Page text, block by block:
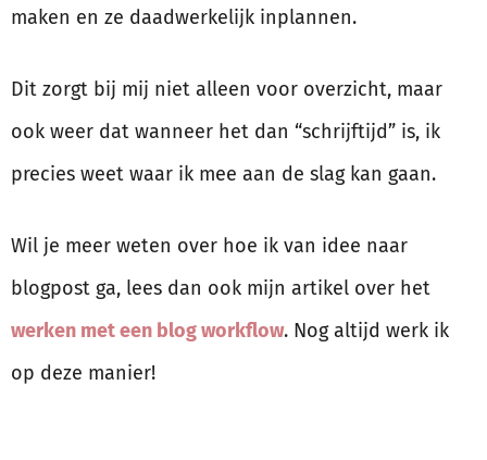
maken en ze daadwerkelijk inplannen.
Dit zorgt bij mij niet alleen voor overzicht, maar
ook weer dat wanneer het dan “schrijftijd” is, ik
precies weet waar ik mee aan de slag kan gaan.
Wil je meer weten over hoe ik van idee naar
blogpost ga, lees dan ook mijn artikel over het
werken met een blog workflow. Nog altijd werk ik
op deze manier!